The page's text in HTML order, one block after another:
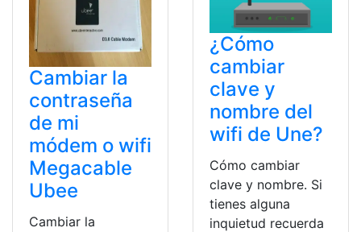
Cambiar la
contraseña
de mi
módem o wifi
Megacable
Ubee
Cambiar la
¿Cómo
cambiar
clave y
nombre del
wifi de Une?
Cómo cambiar
clave y nombre. Si
tienes alguna
inquietud recuerda